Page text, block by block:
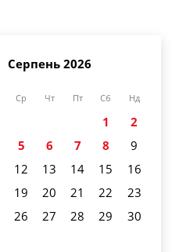
Серпень 2026
Ср Чт Пт Сб Нд
1
2
5 6 7 8
9
12 13 14 15
16
19 20 21 22
23
26 27 28 29
30